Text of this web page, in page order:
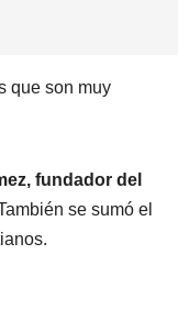
que son muy
fundador del
se sumó el